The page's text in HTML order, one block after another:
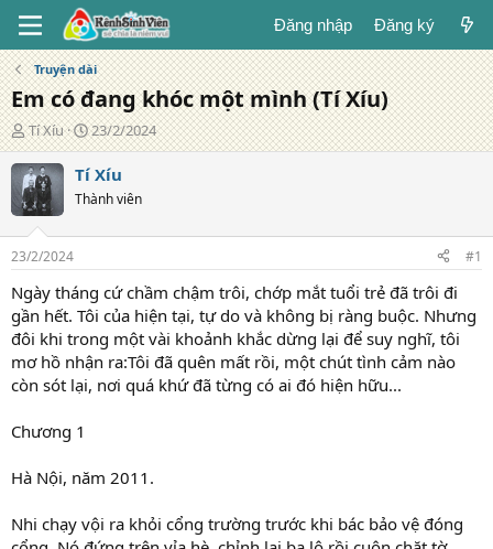
Đăng nhập Đăng ký
Truyện dài
Em có đang khóc một mình (Tí Xíu)
T
á
c
g
i
ả
Tí Xíu
N
g
à
y
đ
g
23/2/2024
Tí Xíu
Thành viên
23/2/2024 #1
Ngày tháng cứ chầm chậm trôi, chớp mắt tuổi trẻ đã trôi đi
gần hết. Tôi của hiện tại, tự do và không bị ràng buộc. Nhưng
đôi khi trong một vài khoảnh khắc dừng lại để suy nghĩ, tôi
mơ hồ nhận ra:Tôi đã quên mất rồi, một chút tình cảm nào
còn sót lại, nơi quá khứ đã từng có ai đó hiện hữu...
Chương 1
Hà Nội, năm 2011.
Nhi chạy vội ra khỏi cổng trường trước khi bác bảo vệ đóng